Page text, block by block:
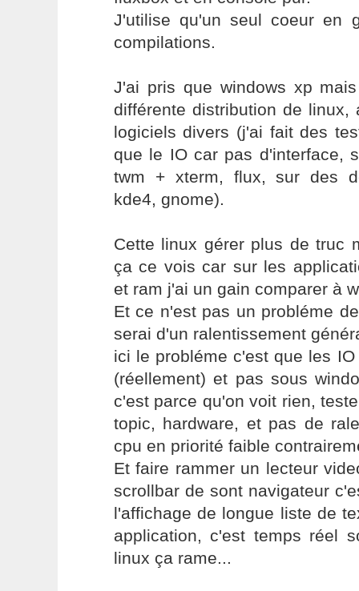
J'utilise qu'un seul coeur en
compilations.
J'ai pris que windows xp
différente distribution de linux,
logiciels divers (j'ai fait des
que le IO car pas d'interface,
twm + xterm, flux, sur des
kde4, gnome).
Cette linux gérer plus de truc
ça ce vois car sur les
et ram j'ai un gain comparer à
Et ce n'est pas un probléme
serai d'un ralentissement
ici le probléme c'est que les
(réellement) et pas sous
c'est parce qu'on voit rien,
topic, hardware, et pas de
cpu en priorité faible
Et faire rammer un lecteur
scrollbar de sont navigateur
l'affichage de longue liste de
application, c'est temps réel
linux ça rame...